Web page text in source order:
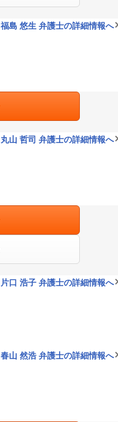
福島 悠生 弁護士の詳細情報へ
丸山 哲司 弁護士の詳細情報へ
片口 浩子 弁護士の詳細情報へ
春山 然浩 弁護士の詳細情報へ